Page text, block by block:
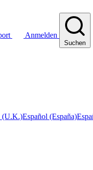
Anmelden
Suchen
(U.K.)Español (España)